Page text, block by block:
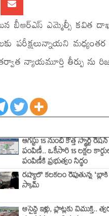
బీఆర్ఎస్ ఎమ్మెల్సీ కవిత
పరీక్షలున్నాయని
న్యాయమూర్తి తీర్పు ను
ఆగస్టు 15 నుంచి కొత్త స్మార్ట్
పంపిణీ.. ఒకేసారి 15 లక్షల
పంపిణీకి ప్రభుత్వం సిద్ధం
రష్యాలో కలకలం రేపుతున్న
స్కామ్
అసైన్డ్ ఇళ్లు, ప్లాట్లకు విముక్తి..